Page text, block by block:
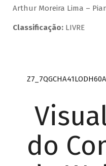
Arthur Moreira Lima –
Classificação:LIVRE
do